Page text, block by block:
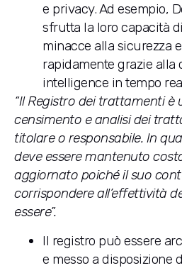
e privacy. Ad esempio,
sfrutta la loro capacità
minacce alla sicurezza
rapidamente grazie alla
intelligence in tempo
“Il Registro dei trattamenti è
censimento e analisi dei
titolare o responsabile. In
deve essere mantenuto
aggiornato poiché il suo
corrispondere all’effettività
essere”.
Il registro può essere
e messo a disposizione